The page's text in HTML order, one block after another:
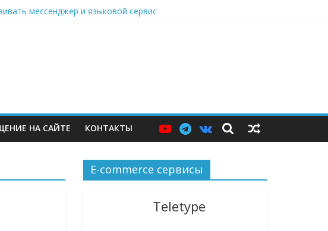
мессенджер и языковой сервис
НА САЙТЕ КОНТАКТЫ
E-commerce сервисы
Teletype